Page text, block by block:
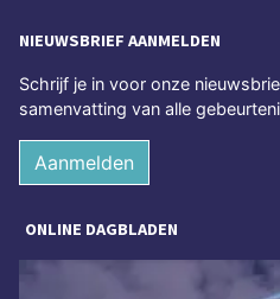
NIEUWSBRIEF AANMELDEN
Schrijf je in voor onze
samenvatting van alle
Aanmelden
ONLINE DAGBLADEN